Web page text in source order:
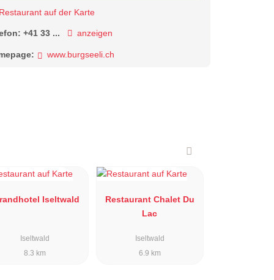
Restaurant auf der Karte
+41 33 ... anzeigen
www.burgseeli.ch
Iseltwald
Iseltwald
8.3 km
Restaurant Chalet Du
Lac
Iseltwald
6.9 km